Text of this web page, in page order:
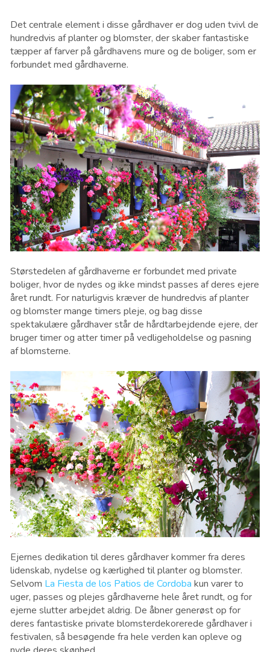
Det centrale element i disse gårdhaver er dog uden tvivl de
hundredvis af planter og blomster, der skaber fantastiske
tæpper af farver på gårdhavens mure og de boliger, som er
forbundet med gårdhaverne.
Størstedelen af gårdhaverne er forbundet med private
boliger, hvor de nydes og ikke mindst passes af deres ejere
året rundt. For naturligvis kræver de hundredvis af planter
og blomster mange timers pleje, og bag disse
spektakulære gårdhaver står de hårdtarbejdende ejere, der
bruger timer og atter timer på vedligeholdelse og pasning
af blomsterne.
Ejernes dedikation til deres gårdhaver kommer fra deres
lidenskab, nydelse og kærlighed til planter og blomster.
Selvom La Fiesta de los Patios de Cordoba kun varer to
uger, passes og plejes gårdhaverne hele året rundt, og for
ejerne slutter arbejdet aldrig. De åbner generøst op for
deres fantastiske private blomsterdekorerede gårdhaver i
festivalen, så besøgende fra hele verden kan opleve og